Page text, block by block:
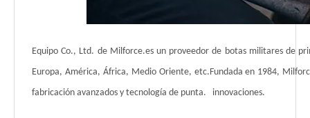
Equipo Co., Ltd. de Milforce.es un proveedor de botas militares de
Europa, América, África, Medio Oriente, etc.Fundada en 1984,
fabricación avanzados y tecnología de punta. innovaciones.